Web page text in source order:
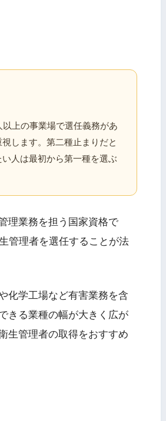
上の事業場で選任義務があ
します。第二種止まりだと
人は最初から第一種を選ぶ
理業務を担う国家資格で
管理者を選任することが法
化学工場など有害業務を含
きる業種の幅が大きく広が
生管理者の取得をおすすめ